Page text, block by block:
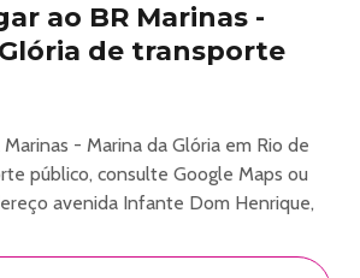
ao BR Marinas -
de transporte
Marinas - Marina da Glória em Rio de
público, consulte Google Maps ou
avenida Infante Dom Henrique,